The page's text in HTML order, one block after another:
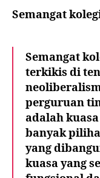
Semangat
Semangat
terkikis di
perguruan
adalah
banyak
yang
kuasa yang